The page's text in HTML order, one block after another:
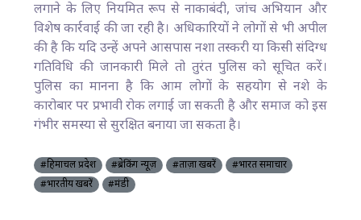
लगाने के लिए नियमित रूप से नाकाबंदी, जांच अभियान और
विशेष कार्रवाई की जा रही है। अधिकारियों ने लोगों से भी अपील
की है कि यदि उन्हें अपने आसपास नशा तस्करी या किसी संदिग्ध
गतिविधि की जानकारी मिले तो तुरंत पुलिस को सूचित करें।
पुलिस का मानना है कि आम लोगों के सहयोग से नशे के
कारोबार पर प्रभावी रोक लगाई जा सकती है और समाज को इस
गंभीर समस्या से सुरक्षित बनाया जा सकता है।
#हिमाचल प्रदेश #ब्रेकिंग न्यूज़ #ताज़ा खबरें
#भारत समाचार
#भारतीय खबरें
#मंडी